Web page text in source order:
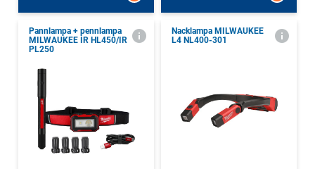
Pannlampa + pennlampa
MILWAUKEE IR HL450/IR
PL250
Nacklampa MILWAUKEE
L4 NL400-301